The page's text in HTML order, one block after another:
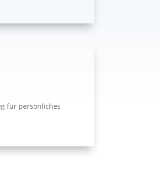
für persönliches